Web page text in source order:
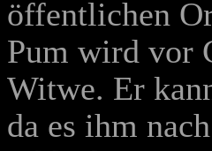
öffentlichen
Pum wird vor
Witwe. Er
da es ihm